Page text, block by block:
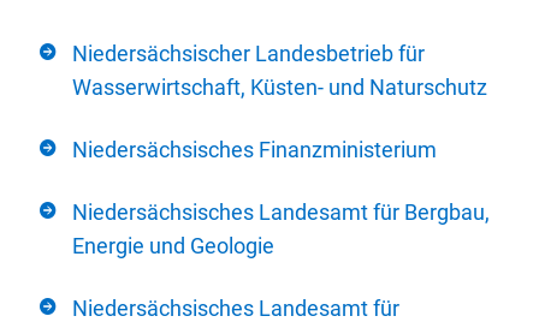
Niedersächsischer Landesbetrieb für
Wasserwirtschaft, Küsten- und Naturschutz
Niedersächsisches Finanzministerium
Niedersächsisches Landesamt für Bergbau,
Energie und Geologie
Niedersächsisches Landesamt für